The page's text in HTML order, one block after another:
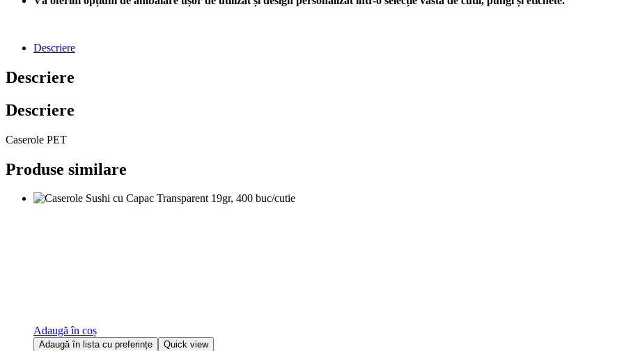
Descriere
Descriere
Descriere
Caserole PET
Produse similare
Adaugă în coș
Adaugă în lista cu preferințe Quick view